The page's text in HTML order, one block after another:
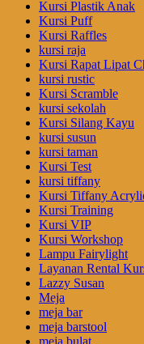
Kursi Plastik Anak
Kursi Puff
Kursi Raffles
kursi raja
Kursi Rapat Lipat
kursi rustic
Kursi Scramble
kursi sekolah
Kursi Silang Kayu
kursi susun
kursi taman
Kursi Test
kursi tiffany
Kursi Tiffany
Kursi Training
Kursi VIP
Kursi Workshop
Lampu Fairylight
Layanan Rental
Lazzy Susan
Meja
meja bar
meja barstool